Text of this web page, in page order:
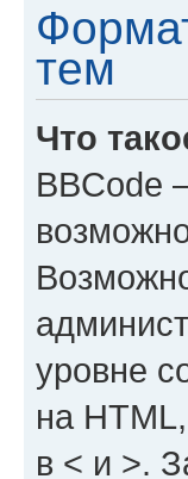
тем
Что
BBCode
уровне
на
в < и >.